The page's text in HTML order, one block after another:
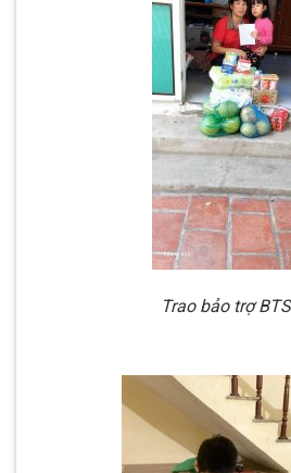
Trao bảo trợ